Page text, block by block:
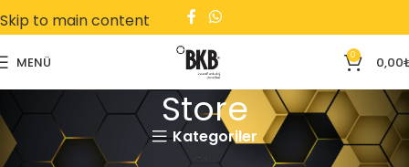
Skip to main content
MENÜ 0 0,00
Store
Kategoriler
Ana Sayfa
Store
Tek bir sonuç gösteriliyor